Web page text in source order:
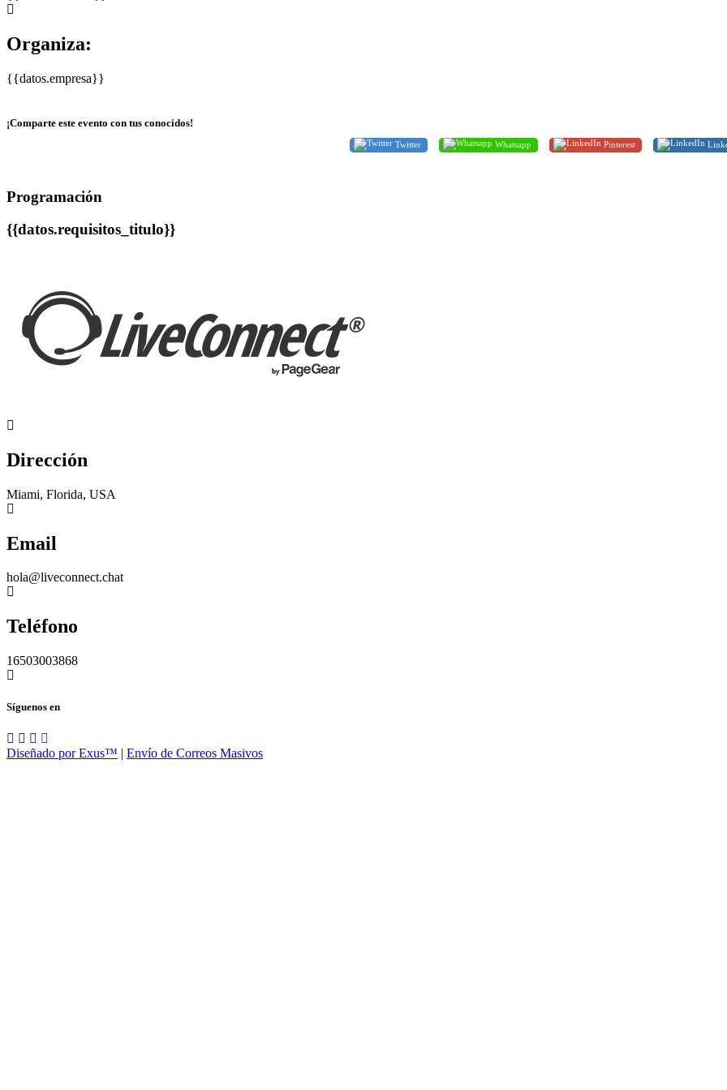
Organiza:
{{datos.empresa}}
¡Comparte este evento con tus conocidos!
Twitter Whatsapp Pinterest
Programación
{{datos.requisitos_titulo}}
Dirección
Miami, Florida, USA
Email
hola@liveconnect.chat
Teléfono
16503003868
Síguenos en
Diseñado por Exus™ | Envío de Correos Masivos